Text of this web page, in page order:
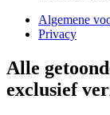
Algemene
Privacy
Alle
exclusief